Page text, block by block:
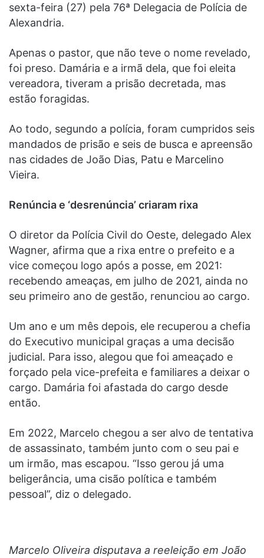
sexta-feira (27) pela 76ª Delegacia de Polícia de
Alexandria.
Apenas o pastor, que não teve o nome revelado,
foi preso. Damária e a irmã dela, que foi eleita
vereadora, tiveram a prisão decretada, mas
estão foragidas.
Ao todo, segundo a polícia, foram cumpridos seis
mandados de prisão e seis de busca e apreensão
nas cidades de João Dias, Patu e Marcelino
Vieira.
Renúncia e ‘desrenúncia’ criaram rixa
O diretor da Polícia Civil do Oeste, delegado Alex
Wagner, afirma que a rixa entre o prefeito e a
vice começou logo após a posse, em 2021:
recebendo ameaças, em julho de 2021, ainda no
seu primeiro ano de gestão, renunciou ao cargo.
Um ano e um mês depois, ele recuperou a chefia
do Executivo municipal graças a uma decisão
judicial. Para isso, alegou que foi ameaçado e
forçado pela vice-prefeita e familiares a deixar o
cargo. Damária foi afastada do cargo desde
então.
Em 2022, Marcelo chegou a ser alvo de tentativa
de assassinato, também junto com o seu pai e
um irmão, mas escapou. “Isso gerou já uma
beligerância, uma cisão política e também
pessoal”, diz o delegado.
Marcelo Oliveira disputava a reeleição em João